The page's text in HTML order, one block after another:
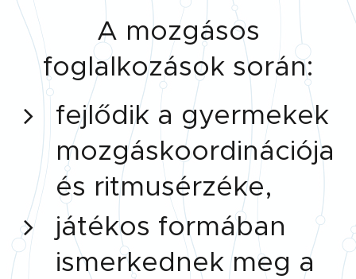
A mozgásos
foglalkozások során:
fejlődik a gyermekek
mozgáskoordinációja
és ritmusérzéke,
játékos formában
ismerkednek meg a